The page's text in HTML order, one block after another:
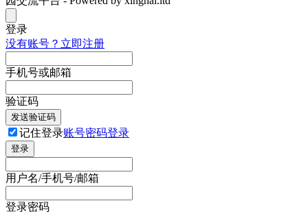
登录
没有账号？立即注册
手机号或邮箱
验证码
发送验证码
记住登录账号密码登录
登录
用户名/手机号/邮箱
登录密码